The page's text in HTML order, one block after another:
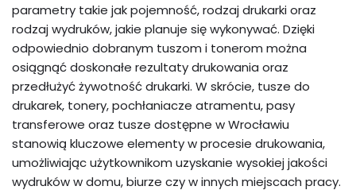
parametry takie jak pojemność, rodzaj drukarki oraz
rodzaj wydruków, jakie planuje się wykonywać. Dzięki
odpowiednio dobranym tuszom i tonerom można
osiągnąć doskonałe rezultaty drukowania oraz
przedłużyć żywotność drukarki. W skrócie, tusze do
drukarek, tonery, pochłaniacze atramentu, pasy
transferowe oraz tusze dostępne w Wrocławiu
stanowią kluczowe elementy w procesie drukowania,
umożliwiając użytkownikom uzyskanie wysokiej jakości
wydruków w domu, biurze czy w innych miejscach pracy.